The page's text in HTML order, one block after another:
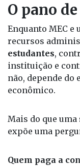
O pano
Enquanto MEC
recursos
estudantes,
instituição e
não, depende
econômico.
Mais do que
expõe uma
Quem paga a